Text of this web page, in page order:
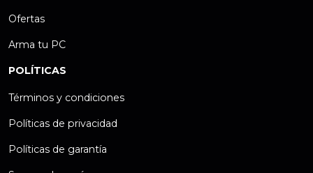
Ofertas
Arma tu PC
POLÍTICAS
Términos y condiciones
Políticas de privacidad
Políticas de garantía